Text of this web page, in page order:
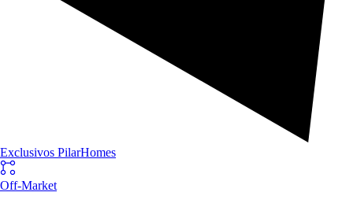
Exclusivos PilarHomes
Off-Market